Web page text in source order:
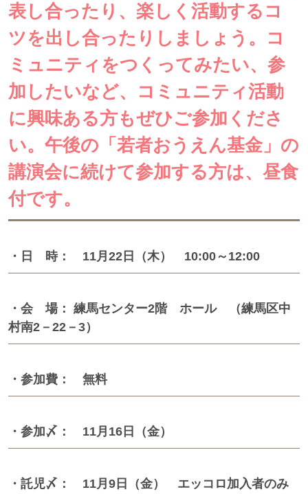
表し合ったり、楽しく活動するコ
ツを出し合ったりしましょう。コ
ミュニティをつくってみたい、参
加したいなど、コミュニティ活動
に興味ある方もぜひご参加くださ
い。午後の「若者おうえん基金」の
講演会に続けて参加する方は、昼食
付です。
・日 時： 11月22日（木） 10:00～12:00
・会 場： 練馬センター2階 ホール （練馬区中
村南2－22－3）
・参加費： 無料
・参加〆： 11月16日（金）
・託児〆： 11月9日（金） エッコロ加入者のみ